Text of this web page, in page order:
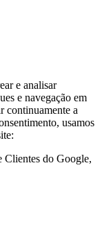
e analisar
e navegação em
continuamente a
usamos
Clientes do Google,